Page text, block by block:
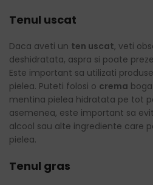
Tenul uscat
Daca aveti un ten uscat, veti
deshidratata, aspra si poate
Este important sa utilizati
pielea. Puteti folosi o crema
mentina pielea hidratata pe tot
asemenea, este important sa
alcool sau alte ingrediente care
pielea.
Tenul gras